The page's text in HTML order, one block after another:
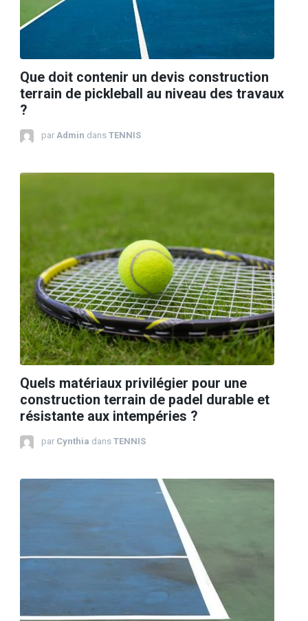
Que doit contenir un devis construction
terrain de pickleball au niveau des travaux
?
par Admin dans TENNIS
Quels matériaux privilégier pour une
construction terrain de padel durable et
résistante aux intempéries ?
par Cynthia dans TENNIS